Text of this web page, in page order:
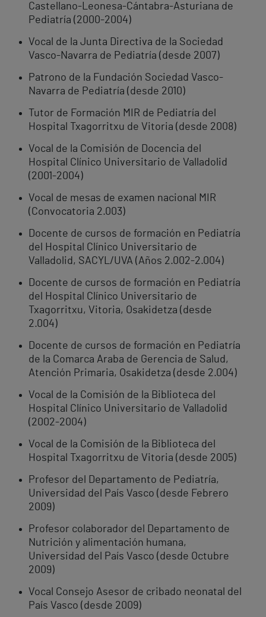
Castellano-Leonesa-Cántabra-Asturiana de
Pediatría (2000-2004)
Vocal de la Junta Directiva de la Sociedad
Vasco-Navarra de Pediatría (desde 2007)
Patrono de la Fundación Sociedad Vasco-
Navarra de Pediatría (desde 2010)
Tutor de Formación MIR de Pediatría del
Hospital Txagorritxu de Vitoria (desde 2008)
Vocal de la Comisión de Docencia del
Hospital Clínico Universitario de Valladolid
(2001-2004)
Vocal de mesas de examen nacional MIR
(Convocatoria 2.003)
Docente de cursos de formación en Pediatría
del Hospital Clínico Universitario de
Valladolid, SACYL/UVA (Años 2.002-2.004)
Docente de cursos de formación en Pediatría
del Hospital Clínico Universitario de
Txagorritxu, Vitoria, Osakidetza (desde
2.004)
Docente de cursos de formación en Pediatría
de la Comarca Araba de Gerencia de Salud,
Atención Primaria, Osakidetza (desde 2.004)
Vocal de la Comisión de la Biblioteca del
Hospital Clínico Universitario de Valladolid
(2002-2004)
Vocal de la Comisión de la Biblioteca del
Hospital Txagorritxu de Vitoria (desde 2005)
Profesor del Departamento de Pediatría,
Universidad del País Vasco (desde Febrero
2009)
Profesor colaborador del Departamento de
Nutrición y alimentación humana,
Universidad del País Vasco (desde Octubre
2009)
Vocal Consejo Asesor de cribado neonatal del
País Vasco (desde 2009)